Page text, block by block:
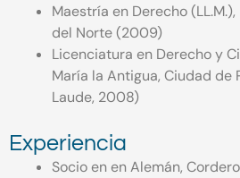
Maestría en Derecho
del Norte (2009)
Licenciatura en Derecho y
María la Antigua, Ciudad de
Laude, 2008)
Experiencia
Socio en en Alemán,